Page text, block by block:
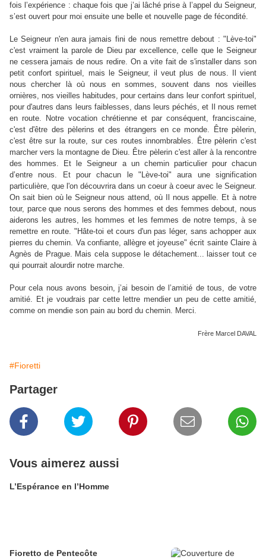
fois l’expérience : chaque fois que j’ai lâché prise à l’appel du Seigneur,
s’est ouvert pour moi ensuite une belle et nouvelle page de fécondité.
Le Seigneur n'en aura jamais fini de nous remettre debout : "Lève-toi"
c'est vraiment la parole de Dieu par excellence, celle que le Seigneur
ne cessera jamais de nous redire. On a vite fait de s'installer dans son
petit confort spirituel, mais le Seigneur, il veut plus de nous. Il vient
nous chercher là où nous en sommes, souvent dans nos vieilles
ornières, nos vieilles habitudes, pour certains dans leur confort spirituel,
pour d'autres dans leurs faiblesses, dans leurs péchés, et Il nous remet
en route. Notre vocation chrétienne et par conséquent, franciscaine,
c'est d'être des pèlerins et des étrangers en ce monde. Être pèlerin,
c'est être sur la route, sur ces routes innombrables. Être pèlerin c'est
marcher vers la montagne de Dieu. Être pèlerin c'est aller à la rencontre
des hommes. Et le Seigneur a un chemin particulier pour chacun
d’entre nous. Et pour chacun le "Lève-toi" aura une signification
particulière, que l'on découvrira dans un coeur à coeur avec le Seigneur.
On sait bien où le Seigneur nous attend, où Il nous appelle. Et à notre
tour, parce que nous serons des hommes et des femmes debout, nous
aiderons les autres, les hommes et les femmes de notre temps, à se
remettre en route. "Hâte-toi et cours d'un pas léger, sans achopper aux
pierres du chemin. Va confiante, allègre et joyeuse" écrit sainte Claire à
Agnès de Prague. Mais cela suppose le détachement... laisser tout ce
qui pourrait alourdir notre marche.
Pour cela nous avons besoin, j’ai besoin de l’amitié de tous, de votre
amitié. Et je voudrais par cette lettre mendier un peu de cette amitié,
comme on mendie son pain au bord du chemin. Merci.
Frère Marcel DAVAL
#Fioretti
Partager
Vous aimerez aussi
L’Espérance en l’Homme
Fioretto de Pentecôte